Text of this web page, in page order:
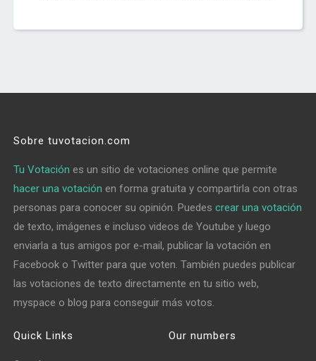
Sobre tuvotacion.com
Tu Votación es un sitio de votaciones online que permite
hacer una votación en forma gratuita y compartirla con otras
personas para conocer su opinión. Puedescrear una votación
de texto, imágenes e incluso videos de Youtube y luego
enviarla a tus amigos por e-mail, publicar la votación en
Facebook o Twitter para que voten. También puedes publicar
las votaciones de texto directamente en tu sitio web,
myspace o blog para conseguir más votos.
Quick Links Our numbers